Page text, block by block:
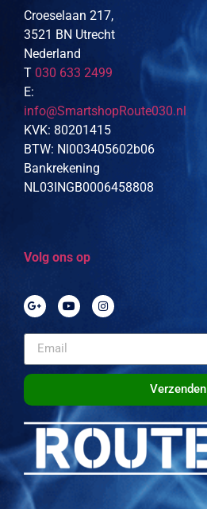
Croeselaan 217,
3521 BN Utrecht
Nederland
T 030 633 2499
E:
info@SmartshopRoute030.nl
KVK: 80201415
BTW: Nl003405602b06
Bankrekening
NL03INGB0006458808
Volg ons op
Verzenden